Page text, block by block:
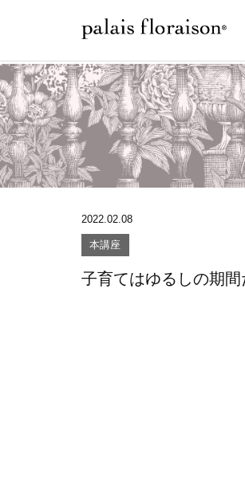
2022.02.08
本講座
子育てはゆるしの期間